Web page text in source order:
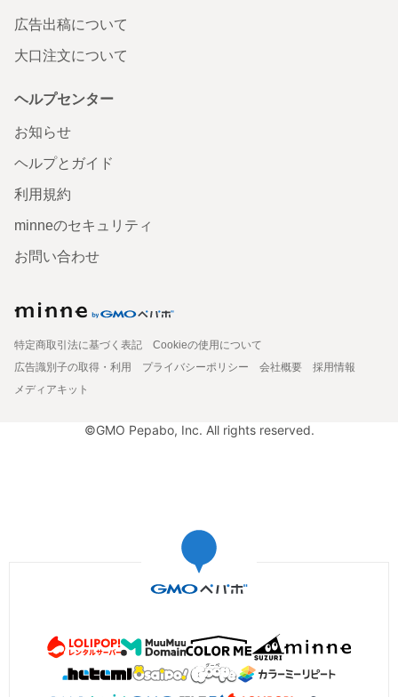
広告出稿について
大口注文について
ヘルプセンター
お知らせ
ヘルプとガイド
利用規約
minneのセキュリティ
お問い合わせ
特定商取引法に基づく表記
Cookieの使用について
広告識別子の取得・利用
プライバシーポリシー 会社概要
採用情報
メディアキット
©GMO Pepabo, Inc. All rights reserved.